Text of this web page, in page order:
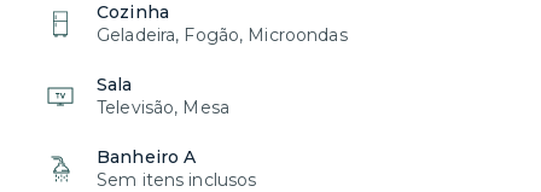
Cozinha
Geladeira, Fogão, Microondas
Sala
Televisão, Mesa
Banheiro A
Sem itens inclusos